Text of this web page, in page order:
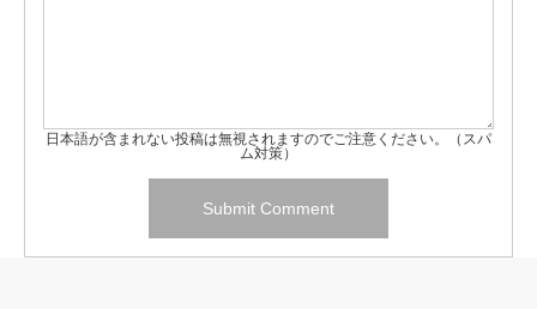
日本語が含まれない投稿は無視されますのでご注意ください。（スパ
ム対策）